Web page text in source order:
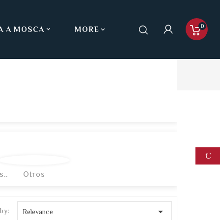

A MOSCA MORE 0
€
Otros
Relevance 